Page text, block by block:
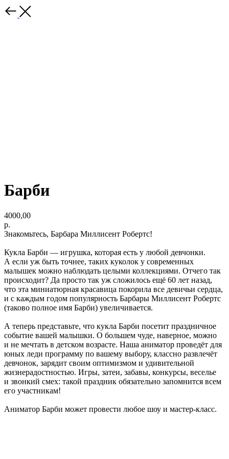
Барби
4000,00
р.
Знакомьтесь, Барбара Миллисент Робертс!
Кукла Барби — игрушка, которая есть у любой девчонки.
А если уж быть точнее, таких куколок у современных
малышек можно наблюдать целыми коллекциями. Отчего так
происходит? Да просто так уж сложилось ещё 60 лет назад,
что эта миниатюрная красавица покорила все девичьи сердца,
и с каждым годом популярность Барбары Миллисент Робертс
(таково полное имя Барби) увеличивается.
А теперь представьте, что кукла Барби посетит праздничное
событие вашей малышки. О большем чуде, наверное, можно
и не мечтать в детском возрасте. Наша аниматор проведёт для
юных леди программу по вашему выбору, классно развлечёт
девчонок, зарядит своим оптимизмом и удивительной
жизнерадостностью. Игры, затеи, забавы, конкурсы, веселье
и звонкий смех: такой праздник обязательно запомнится всем
его участникам!
Аниматор Барби может провести любое шоу и мастер-класс.